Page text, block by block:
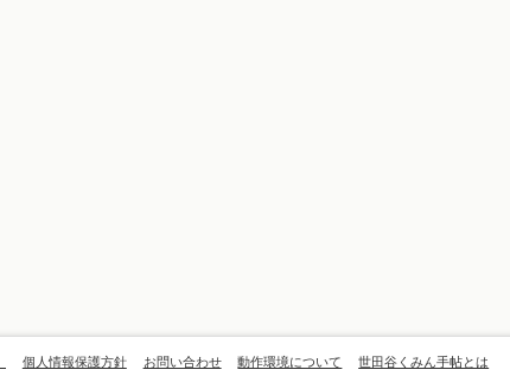
個人情報保護方針 お問い合わせ 動作環境について 世田谷くみん手帖とは